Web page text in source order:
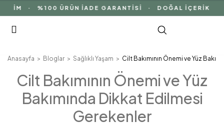
· %100 ÜRÜN İADE GARANTİSİ · DOĞAL İÇERİK
Anasayfa Bloglar Sağlıklı Yaşam Cilt Bakımının Önemi ve Yüz
Cilt Bakımının Önemi ve Yüz
Bakımında Dikkat Edilmesi
Gerekenler